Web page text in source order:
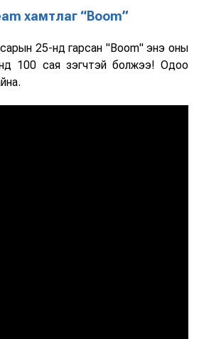
хамтлаг “Boom”
25-нд гарсан "Boom" энэ оны
100 сая үзэгчтэй болжээ! Одоо